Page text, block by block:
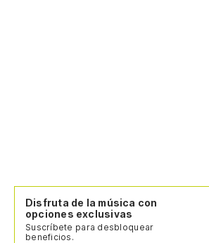
Disfruta de la música con
opciones exclusivas
Suscríbete para desbloquear
beneficios.